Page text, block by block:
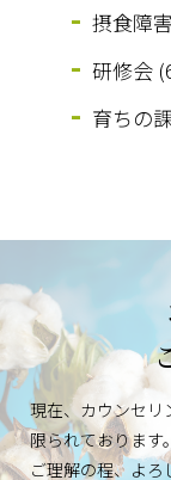
摂食障
研修会
育ちの
現在、カウンセリ
限られております
ご理解の程、よろ